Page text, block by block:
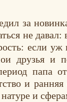
за
не
если уж
друзья и
папа
и
и